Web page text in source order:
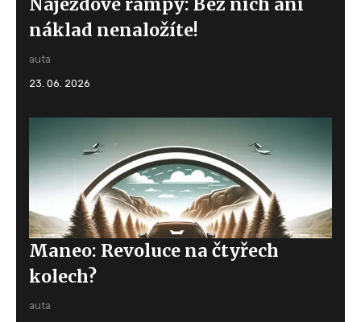
náklad nenaložíte!
auta
23. 06. 2026
Maneo: Revoluce na čtyřech
kolech?
auta